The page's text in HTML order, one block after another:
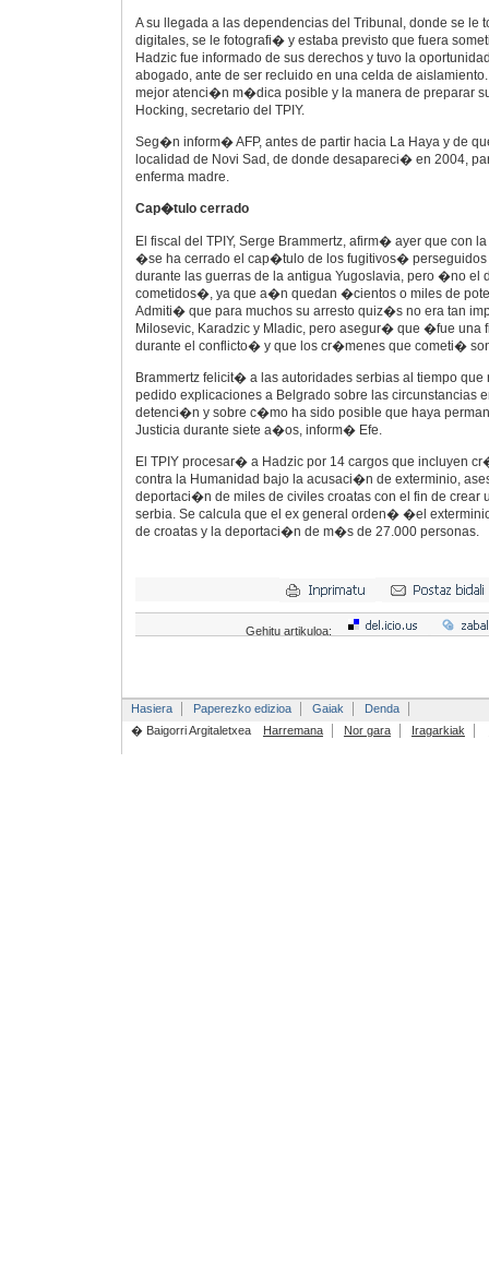
A su llegada a las dependencias del Tribunal, donde se le
digitales, se le fotografi� y estaba previsto que fuera
Hadzic fue informado de sus derechos y tuvo la
abogado, ante de ser recluido en una celda de
mejor atenci�n m�dica posible y la manera de preparar
Hocking, secretario del TPIY.
Seg�n inform� AFP, antes de partir hacia La Haya y de
localidad de Novi Sad, de donde desapareci� en 2004,
enferma madre.
Cap�tulo cerrado
El fiscal del TPIY, Serge Brammertz, afirm� ayer que con
�se ha cerrado el cap�tulo de los fugitivos�
durante las guerras de la antigua Yugoslavia, pero �no el
cometidos�, ya que a�n quedan �cientos o miles de
Admiti� que para muchos su arresto quiz�s no era tan
Milosevic, Karadzic y Mladic, pero asegur� que �fue una
durante el conflicto� y que los cr�menes que cometi�
Brammertz felicit� a las autoridades serbias al tiempo
pedido explicaciones a Belgrado sobre las circunstancias
detenci�n y sobre c�mo ha sido posible que haya
Justicia durante siete a�os, inform� Efe.
El TPIY procesar� a Hadzic por 14 cargos que incluyen
contra la Humanidad bajo la acusaci�n de exterminio,
deportaci�n de miles de civiles croatas con el fin de
serbia. Se calcula que el ex general orden� �el
de croatas y la deportaci�n de m�s de 27.000 personas.
Gehitu artikuloa:
Hasiera Paperezko edizioa Gaiak
Denda
� Baigorri Argitaletxea
Harremana Nor gara Iragarkiak